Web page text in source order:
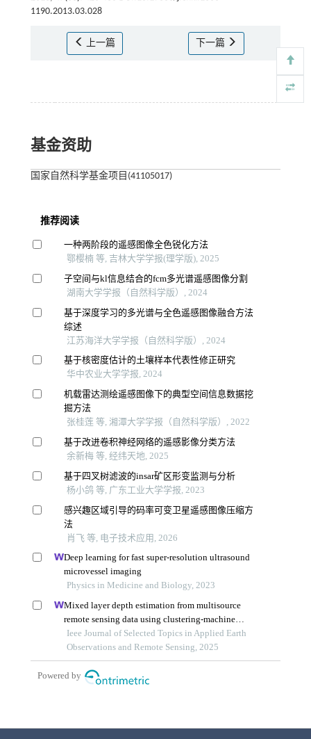
1190.2013.03.028
上一篇 下一篇
基金资助
国家自然科学基金项目(41105017)